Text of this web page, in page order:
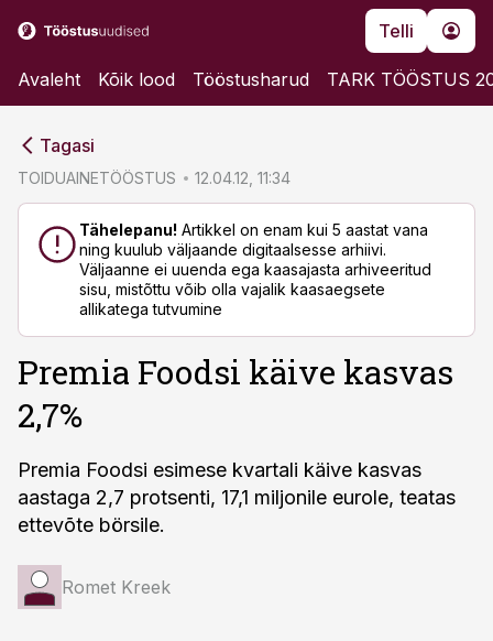
Telli
Avaleht Kõik lood Tööstusharud TARK TÖÖSTUS
Tagasi
TOIDUAINETÖÖSTUS 12.04.12, 11:34
Tähelepanu! Artikkel on enam kui 5 aastat vana
ning kuulub väljaande digitaalsesse arhiivi.
Väljaanne ei uuenda ega kaasajasta arhiveeritud
sisu, mistõttu võib olla vajalik kaasaegsete
allikatega tutvumine
Premia Foodsi käive kasvas
2,7%
Premia Foodsi esimese kvartali käive kasvas
aastaga 2,7 protsenti, 17,1 miljonile eurole, teatas
ettevõte börsile.
Romet Kreek